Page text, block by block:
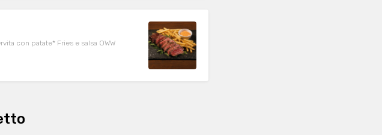
con patate* Fries e salsa OWW